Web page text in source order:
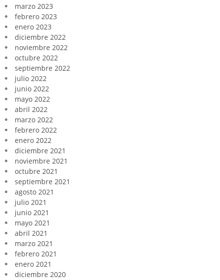
marzo 2023
febrero 2023
enero 2023
diciembre 2022
noviembre 2022
octubre 2022
septiembre 2022
julio 2022
junio 2022
mayo 2022
abril 2022
marzo 2022
febrero 2022
enero 2022
diciembre 2021
noviembre 2021
octubre 2021
septiembre 2021
agosto 2021
julio 2021
junio 2021
mayo 2021
abril 2021
marzo 2021
febrero 2021
enero 2021
diciembre 2020